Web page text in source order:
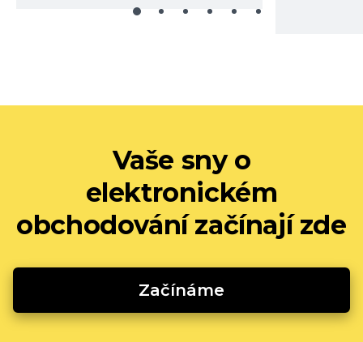
Vaše sny o
elektronickém
obchodování začínají zde
Začínáme